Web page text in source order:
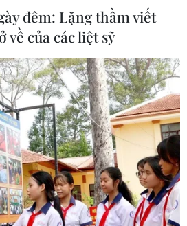
dư tài khoản vãng lai tăng
2023
xanh hóa thúc đẩy chất
chính
đêm: Lặng thầm viết
của các liệt sỹ